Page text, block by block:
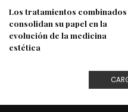
Los tratamientos combinados
consolidan su papel en la
evolución de la medicina
estética